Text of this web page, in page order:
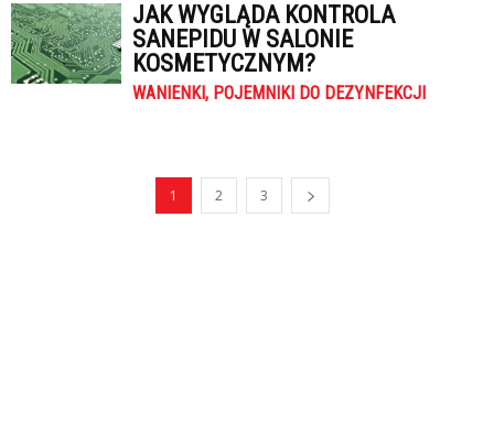
JAK WYGLĄDA KONTROLA
SANEPIDU W SALONIE
KOSMETYCZNYM?
WANIENKI, POJEMNIKI DO DEZYNFEKCJI
1 2 3